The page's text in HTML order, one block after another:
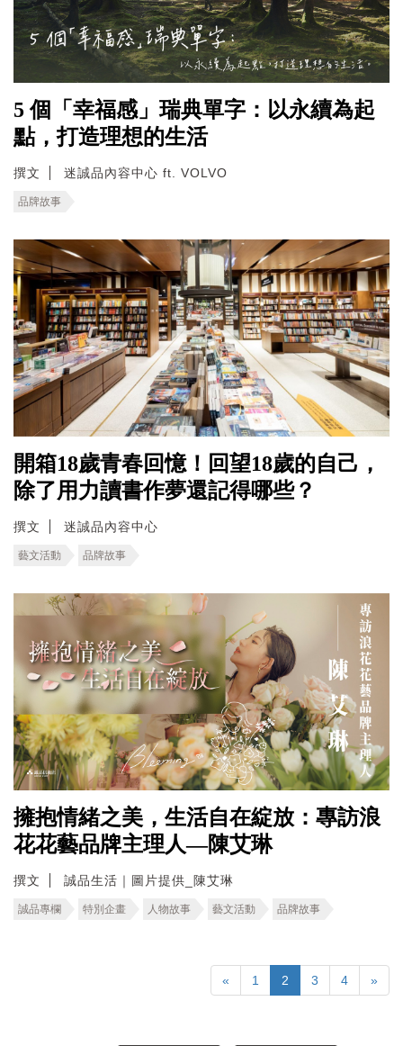
5 個「幸福感」瑞典單字：以永續為起
點，打造理想的生活
撰文 迷誠品內容中心 ft. VOLVO
品牌故事
開箱18歲青春回憶！回望18歲的自己，
除了用力讀書作夢還記得哪些？
撰文 迷誠品內容中心
藝文活動 品牌故事
擁抱情緒之美，生活自在綻放：專訪浪
花花藝品牌主理人—陳艾琳
撰文 誠品生活｜圖片提供_陳艾琳
誠品專欄 特別企畫 人物故事 藝文活動 品牌故事
« 1 2 3 4 »